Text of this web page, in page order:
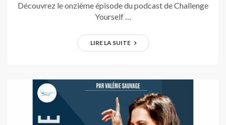
Découvrez le onzième épisode du podcast de Challenge
Yourself …
LIRE LA SUITE